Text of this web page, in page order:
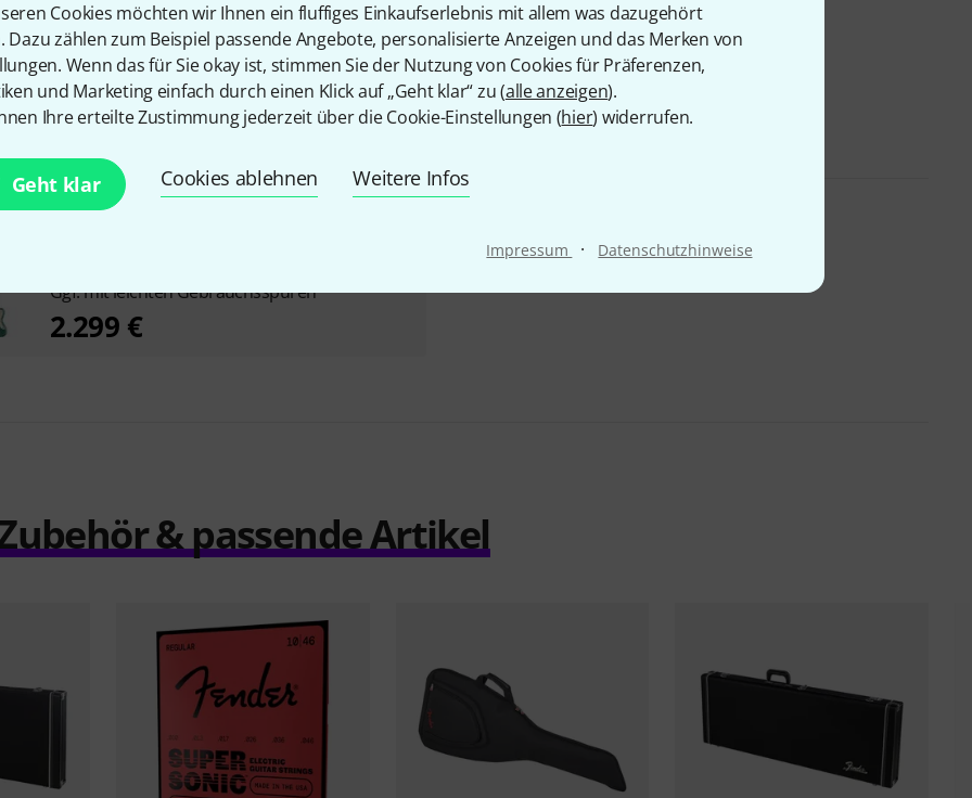
Cookies möchten wir Ihnen ein fluffiges Einkaufserlebnis mit allem was dazugehört
Dazu zählen zum Beispiel passende Angebote, personalisierte Anzeigen und das Merken von
Wenn das für Sie okay ist, stimmen Sie der Nutzung von Cookies für Präferenzen,
und Marketing einfach durch einen Klick auf „Geht klar“ zu (alle anzeigen).
Ihre erteilte Zustimmung jederzeit über die Cookie-Einstellungen (hier) widerrufen.
Geht klar Cookies ablehnen Weitere Infos
Impressum · Datenschutzhinweise
Ggf. mit leichten Gebrauchsspuren
2.299 €
& passende Artikel